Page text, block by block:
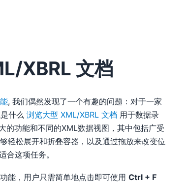
XBRL 文档
, 我们偶然发现了一个有趣的问题：对于一家
是什么浏览大型 XML/XBRL 文档 用于数据录
功能和不同的XML数据视图，其中包括广受
轻松展开和折叠容器，以及通过拖放来改变位
合这项任务。
能，用户只需简单地点击即可使用Ctrl + F